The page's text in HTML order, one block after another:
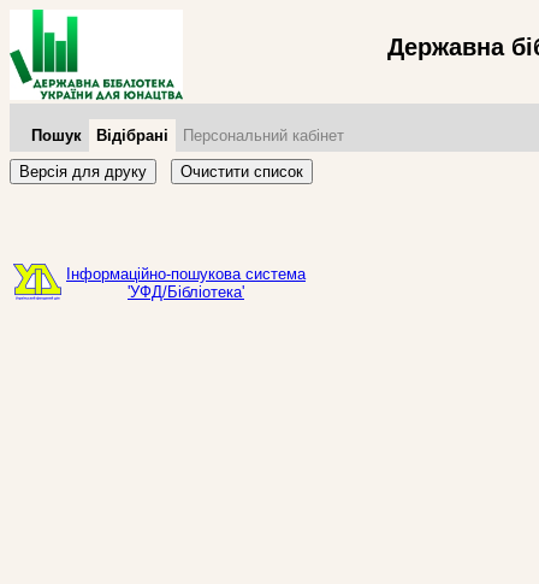
Державна
Пошук Відібрані
Персональний кабінет
Версія для друку
Очистити список
Інформаційно-пошукова система
'УФД/Бібліотека'